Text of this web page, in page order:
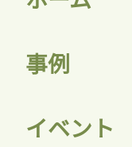
事例
イベント